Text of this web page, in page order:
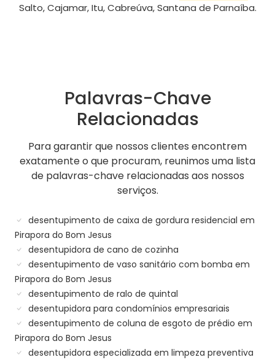
Salto, Cajamar, Itu, Cabreúva, Santana de Parnaíba.
Palavras-Chave
Relacionadas
Para garantir que nossos clientes encontrem
exatamente o que procuram, reunimos uma lista
de palavras-chave relacionadas aos nossos
serviços.
desentupimento de caixa de gordura residencial em
Pirapora do Bom Jesus
desentupidora de cano de cozinha
desentupimento de vaso sanitário com bomba em
Pirapora do Bom Jesus
desentupimento de ralo de quintal
desentupidora para condomínios empresariais
desentupimento de coluna de esgoto de prédio em
Pirapora do Bom Jesus
desentupidora especializada em limpeza preventiva